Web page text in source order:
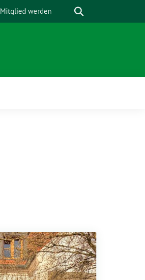
Mitglied werden Suche